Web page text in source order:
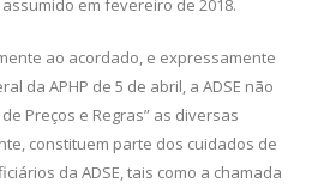
em fevereiro de 2018.
ao acordado, e expressamente
da APHP de 5 de abril, a ADSE não
Preços e Regras” as diversas
constituem parte dos cuidados de
da ADSE, tais como a chamada